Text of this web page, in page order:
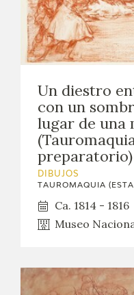
Un diestro
con un
lugar de una
preparatorio)
DIBUJOS
TAUROMAQUIA
Ca. 1814 - 1816
Museo